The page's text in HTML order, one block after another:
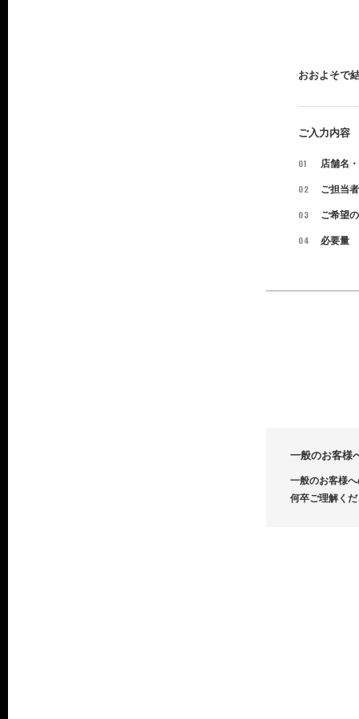
おおよそで
ご入力内容
01 店舗名
02 ご担当
03 ご希望
04 必要量
一般のお客様
一般のお客様へ
何卒ご理解くだ